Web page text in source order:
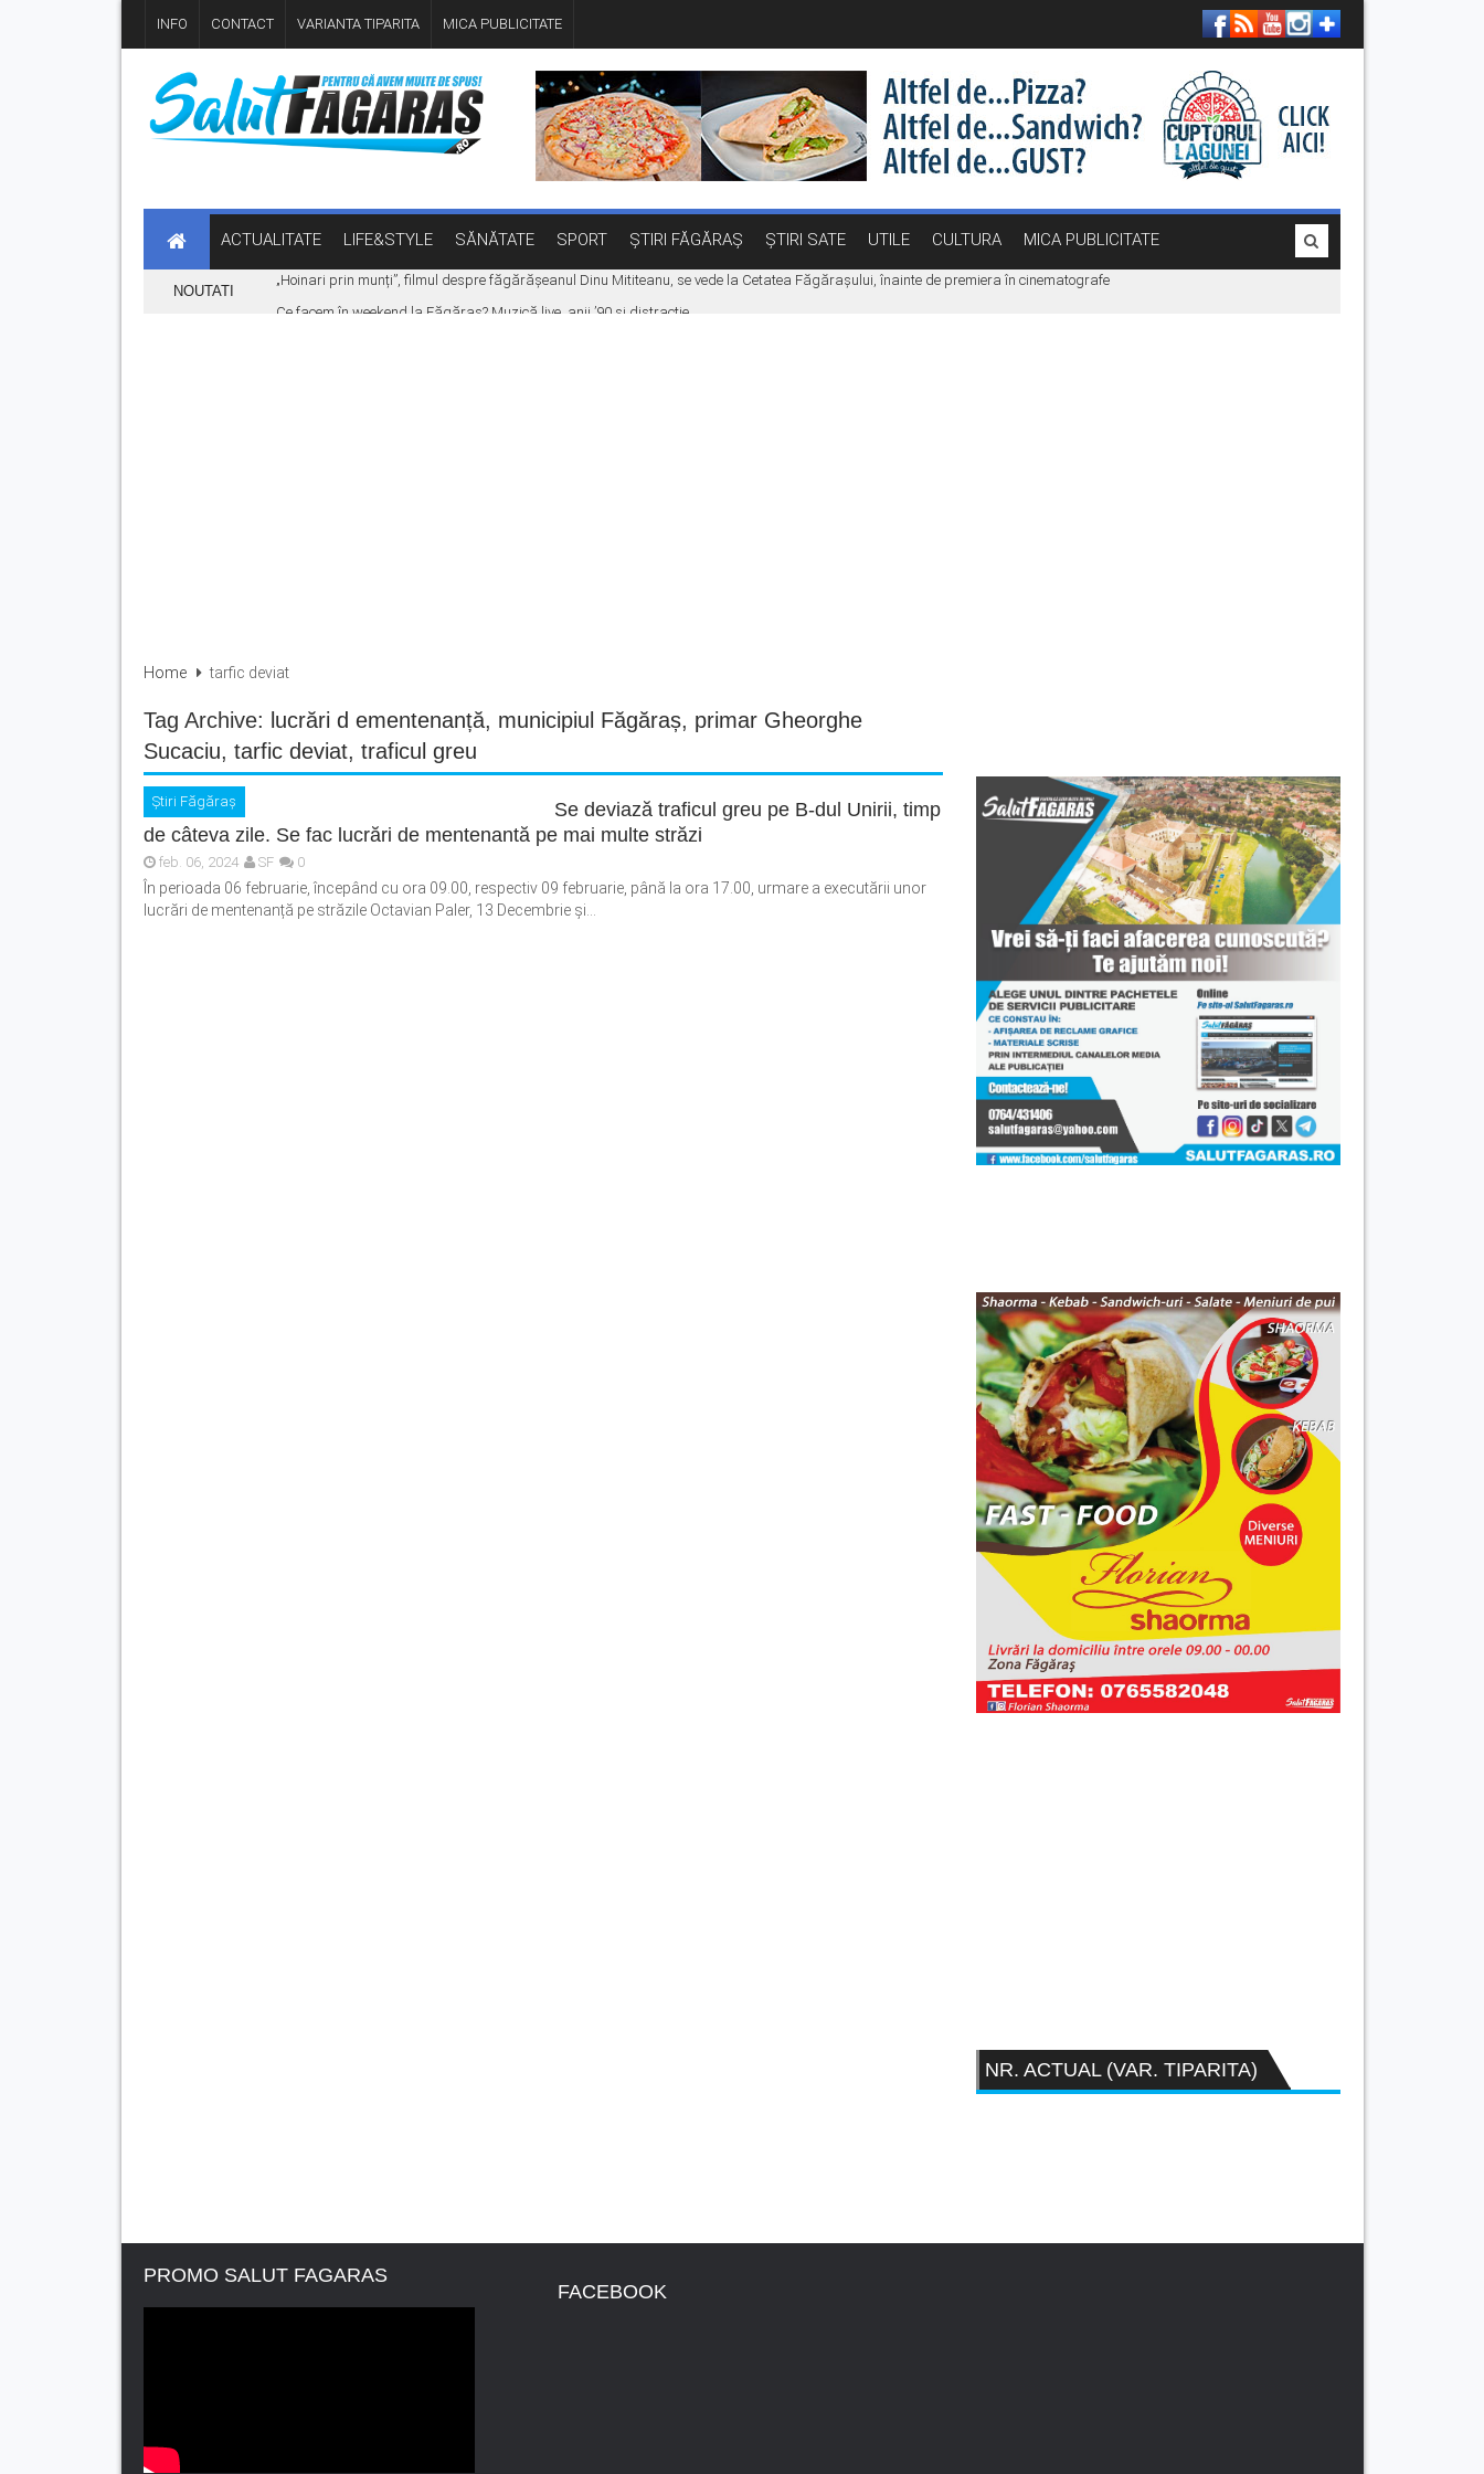
INFO CONTACT VARIANTA TIPARITA MICA PUBLICITATE
ACTUALITATE LIFE&STYLE SĂNĂTATE SPORT ȘTIRI FĂGĂRAȘ ȘTIRI SATE UTILE CULTURA MICA PUBLICITATE
NOUTATI
„Hoinari prin munți”, filmul despre făgărășeanul Dinu Mititeanu, se vede la Cetatea Făgărașului, înainte de premiera în cinematografe
Ce facem în weekend la Făgăraș? Muzică live, anii ’90 și distracție
Home tarfic deviat
Tag Archive: lucrări d ementenanță, municipiul Făgăraș, primar Gheorghe
Sucaciu, tarfic deviat, traficul greu
Știri Făgăraș
Se deviază traficul greu pe B-dul Unirii, timp
de câteva zile. Se fac lucrări de mentenantă pe mai multe străzi
feb. 06, 2024 SF 0
În perioada 06 februarie, începând cu ora 09.00, respectiv 09 februarie, până la ora 17.00, urmare a executării unor
lucrări de mentenanță pe străzile Octavian Paler, 13 Decembrie și...
NR. ACTUAL (VAR. TIPARITA)
PROMO SALUT FAGARAS
FACEBOOK